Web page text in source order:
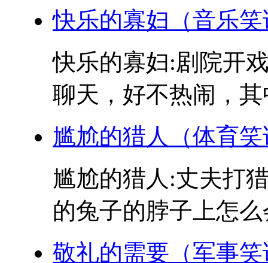
快乐的寡妇（音乐
快乐的寡妇:剧院开
聊天，好不热闹，
尴尬的猎人（体育
尴尬的猎人:丈夫打
的兔子的脖子上怎
敬礼的需要（军事